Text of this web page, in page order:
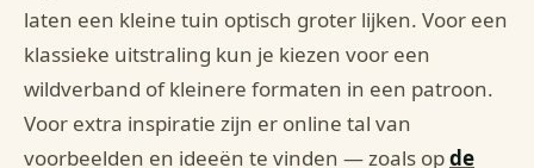
laten een kleine tuin optisch groter lijken. Voor een
klassieke uitstraling kun je kiezen voor een
wildverband of kleinere formaten in een patroon.
Voor extra inspiratie zijn er online tal van
voorbeelden en ideeën te vinden — zoals opde